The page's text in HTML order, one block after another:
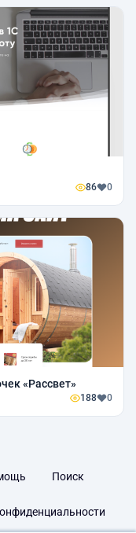
86 0
«Рассвет»
188 0
Поиск